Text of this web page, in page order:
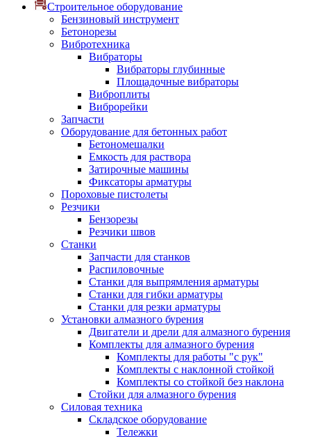
Строительное оборудование
Бензиновый инструмент
Бетонорезы
Вибротехника
Вибраторы
Вибраторы глубинные
Площадочные вибраторы
Виброплиты
Виброрейки
Запчасти
Оборудование для бетонных работ
Бетономешалки
Емкость для раствора
Затирочные машины
Фиксаторы арматуры
Пороховые пистолеты
Резчики
Бензорезы
Резчики швов
Станки
Запчасти для станков
Распиловочные
Станки для выпрямления арматуры
Станки для гибки арматуры
Станки для резки арматуры
Установки алмазного бурения
Двигатели и дрели для алмазного бурения
Комплекты для алмазного бурения
Комплекты для работы "с рук"
Комплекты с наклонной стойкой
Комплекты со стойкой без наклона
Стойки для алмазного бурения
Силовая техника
Складское оборудование
Тележки